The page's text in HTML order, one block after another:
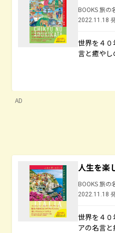
BOOKS 旅の
2022.11.18
世界を４
言と癒や
AD
人生を楽
BOOKS 旅の
2022.11.18
世界を４
アの名言